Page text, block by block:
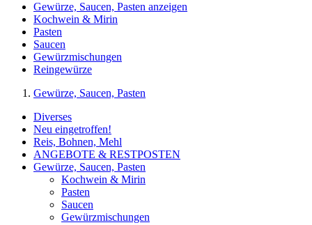
Gewürze, Saucen, Pasten anzeigen
Kochwein & Mirin
Pasten
Saucen
Gewürzmischungen
Reingewürze
Gewürze, Saucen, Pasten
Diverses
Neu eingetroffen!
Reis, Bohnen, Mehl
ANGEBOTE & RESTPOSTEN
Gewürze, Saucen, Pasten
Kochwein & Mirin
Pasten
Saucen
Gewürzmischungen